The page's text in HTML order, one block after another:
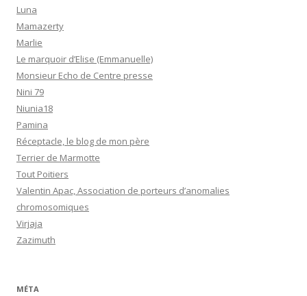
Luna
Mamazerty
Marlie
Le marquoir d’Elise (Emmanuelle)
Monsieur Echo de Centre presse
Nini 79
Niunia18
Pamina
Réceptacle, le blog de mon père
Terrier de Marmotte
Tout Poitiers
Valentin Apac, Association de porteurs d’anomalies
chromosomiques
Virjaja
Zazimuth
MÉTA